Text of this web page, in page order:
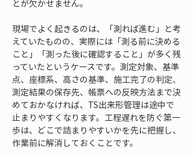
とが欠かせません。
現場でよく起きるのは、「測れば進む」と考
えていたものの、実際には「測る前に決める
こと」「測った後に確認すること」が多く残
っていたというケースです。測定対象、基準
点、座標系、高さの基準、施工完了の判定、
測定結果の保存先、帳票への反映方法まで決
めておかなければ、TS出来形管理は途中で
止まりやすくなります。工程遅れを防ぐ第一
歩は、どこで詰まりやすいかを先に把握し、
作業前に解消しておくことです。